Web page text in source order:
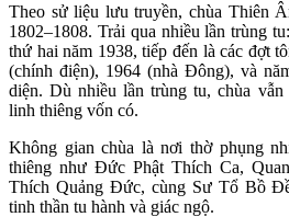
Theo sử liệu lưu truyền, chùa Thiên
1802–1808. Trải qua nhiều lần trùng
thứ hai năm 1938, tiếp đến là các đợt
(chính điện), 1964 (nhà Đông), và
diện. Dù nhiều lần trùng tu, chùa
linh thiêng vốn có.
Không gian chùa là nơi thờ phụng
thiêng như Đức Phật Thích Ca,
Thích Quảng Đức, cùng Sư Tổ Bồ
tinh thần tu hành và giác ngộ.